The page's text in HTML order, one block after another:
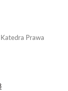
Prawa